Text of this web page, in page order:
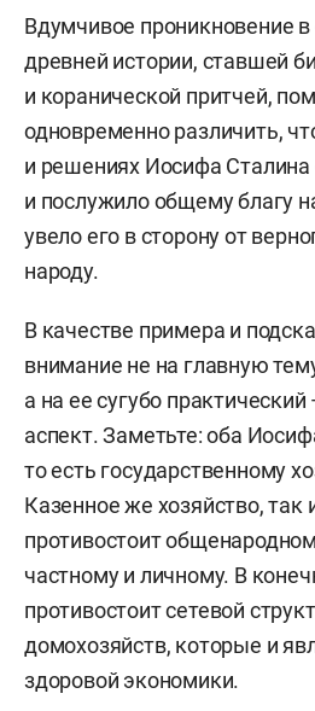
Вдумчивое проникновение
древней истории, ставшей
и коранической притчей,
одновременно различить,
и решениях Иосифа
и послужило общему благу
увело его в сторону от
народу.
В качестве примера и
внимание не на главную
а на ее сугубо
аспект. Заметьте: оба
то есть государственному
Казенное же хозяйство, так
противостоит
частному и личному. В
противостоит сетевой
домохозяйств, которые и
здоровой экономики.